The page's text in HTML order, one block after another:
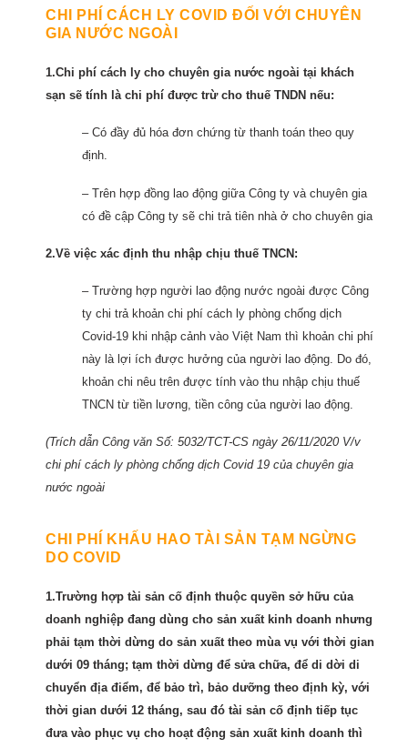
CHI PHÍ CÁCH LY COVID ĐỐI VỚI CHUYÊN
GIA NƯỚC NGOÀI
1.Chi phí cách ly cho chuyên gia nước ngoài tại khách
sạn sẽ tính là chi phí được trừ cho thuế TNDN nếu:
– Có đầy đủ hóa đơn chứng từ thanh toán theo quy
định.
– Trên hợp đồng lao động giữa Công ty và chuyên gia
có đề cập Công ty sẽ chi trả tiên nhà ở cho chuyên gia
2.Về việc xác định thu nhập chịu thuế TNCN:
– Trường hợp người lao động nước ngoài được Công
ty chi trả khoản chi phí cách ly phòng chống dịch
Covid-19 khi nhập cảnh vào Việt Nam thì khoản chi phí
này là lợi ích được hưởng của người lao động. Do đó,
khoản chi nêu trên được tính vào thu nhập chịu thuế
TNCN từ tiền lương, tiền công của người lao động.
(Trích dẫn Công văn Số: 5032/TCT-CS ngày 26/11/2020 V/v
chi phí cách ly phòng chống dịch Covid 19 của chuyên gia
nước ngoài
CHI PHÍ KHẤU HAO TÀI SẢN TẠM NGỪNG
DO COVID
1.Trường hợp tài sản cố định thuộc quyền sở hữu của
doanh nghiệp đang dùng cho sản xuất kinh doanh nhưng
phải tạm thời dừng do sản xuất theo mùa vụ với thời gian
dưới 09 tháng; tạm thời dừng để sửa chữa, để di dời di
chuyển địa điểm, để bảo trì, bảo dưỡng theo định kỳ, với
thời gian dưới 12 tháng, sau đó tài sản cố định tiếp tục
đưa vào phục vụ cho hoạt động sản xuất kinh doanh thì